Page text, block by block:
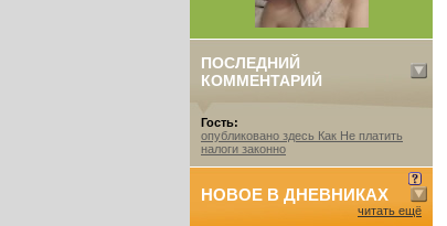
ПОСЛЕДНИЙ
КОММЕНТАРИЙ
Гость:
опубликовано здесь Как Не платить
налоги законно
НОВОЕ В ДНЕВНИКАХ
читать ещё